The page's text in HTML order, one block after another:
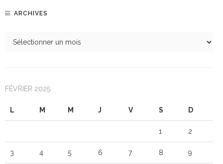
ARCHIVES
FÉVRIER 2025
L M M J V S D
1 2
3 4 5 6 7 8 9